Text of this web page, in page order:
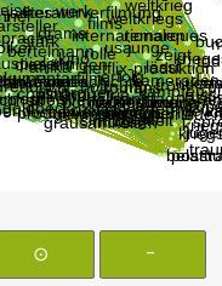
⊙ -